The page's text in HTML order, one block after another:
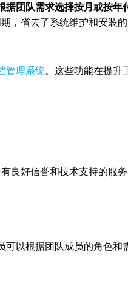
据团队需求选择按月或按年
，省去了系统维护和安装
管理系统。这些功能在提升
良好信誉和技术支持的服务
可以根据团队成员的角色和